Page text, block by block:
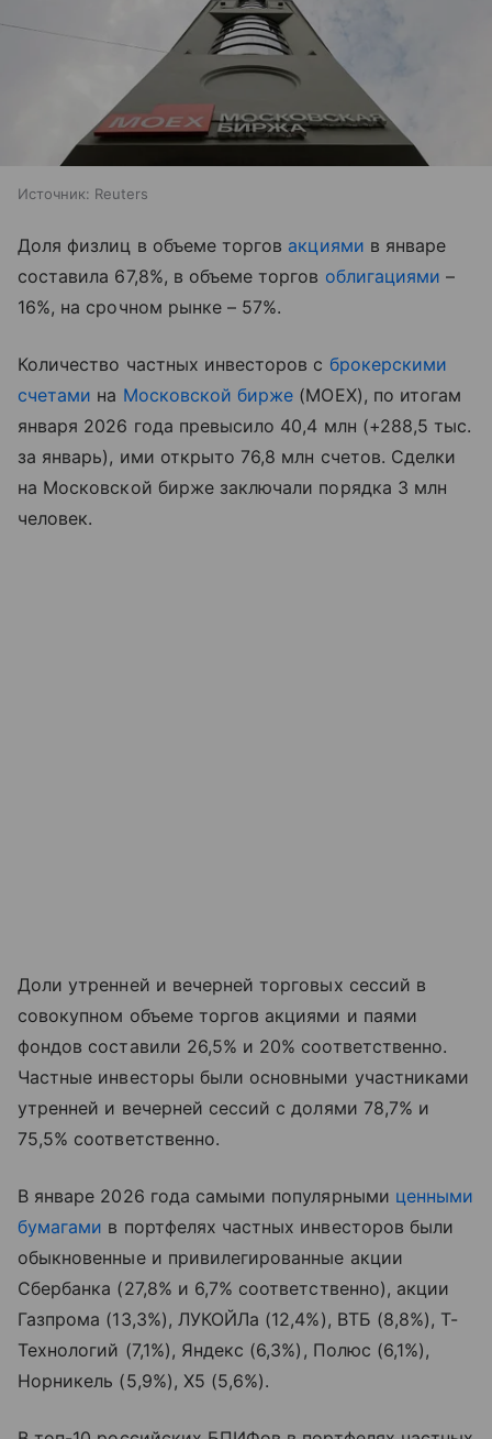
Источник: Reuters
Доля физлиц в объеме торгов акциями в январе
составила 67,8%, в объеме торгов облигациями –
16%, на срочном рынке – 57%.
Количество частных инвесторов с брокерскими
счетами на Московской бирже (MOEX), по итогам
января 2026 года превысило 40,4 млн (+288,5 тыс.
за январь), ими открыто 76,8 млн счетов. Сделки
на Московской бирже заключали порядка 3 млн
человек.
Доли утренней и вечерней торговых сессий в
совокупном объеме торгов акциями и паями
фондов составили 26,5% и 20% соответственно.
Частные инвесторы были основными участниками
утренней и вечерней сессий с долями 78,7% и
75,5% соответственно.
В январе 2026 года самыми популярными ценными
бумагами в портфелях частных инвесторов были
обыкновенные и привилегированные акции
Сбербанка (27,8% и 6,7% соответственно), акции
Газпрома (13,3%), ЛУКОЙЛа (12,4%), ВТБ (8,8%), Т-
Технологий (7,1%), Яндекс (6,3%), Полюс (6,1%),
Норникель (5,9%), Х5 (5,6%).